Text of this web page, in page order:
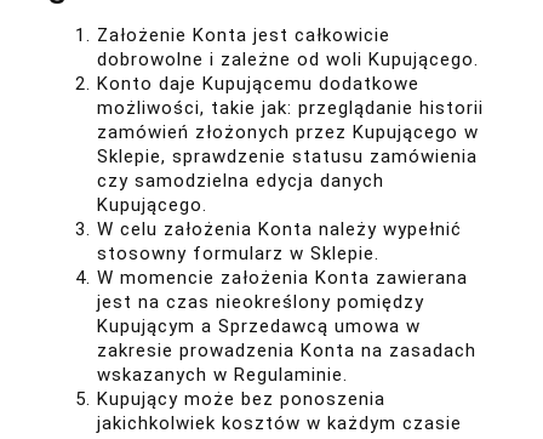
Założenie Konta jest całkowicie
dobrowolne i zależne od woli Kupującego.
Konto daje Kupującemu dodatkowe
możliwości, takie jak: przeglądanie historii
zamówień złożonych przez Kupującego w
Sklepie, sprawdzenie statusu zamówienia
czy samodzielna edycja danych
Kupującego.
W celu założenia Konta należy wypełnić
stosowny formularz w Sklepie.
W momencie założenia Konta zawierana
jest na czas nieokreślony pomiędzy
Kupującym a Sprzedawcą umowa w
zakresie prowadzenia Konta na zasadach
wskazanych w Regulaminie.
Kupujący może bez ponoszenia
jakichkolwiek kosztów w każdym czasie